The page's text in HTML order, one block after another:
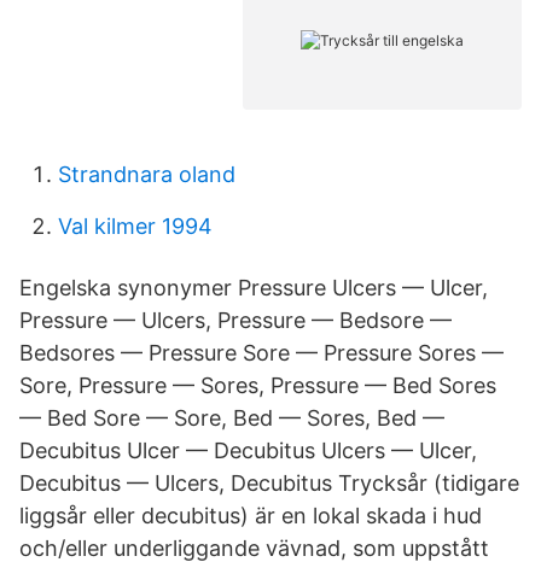
Strandnara oland
Val kilmer 1994
Engelska synonymer Pressure Ulcers — Ulcer,
Pressure — Ulcers, Pressure — Bedsore —
Bedsores — Pressure Sore — Pressure Sores —
Sore, Pressure — Sores, Pressure — Bed Sores
— Bed Sore — Sore, Bed — Sores, Bed —
Decubitus Ulcer — Decubitus Ulcers — Ulcer,
Decubitus — Ulcers, Decubitus Trycksår (tidigare
liggsår eller decubitus) är en lokal skada i hud
och/eller underliggande vävnad, som uppstått